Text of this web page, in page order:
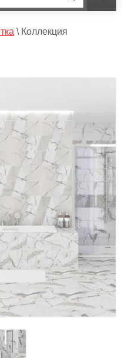
\ Коллекция